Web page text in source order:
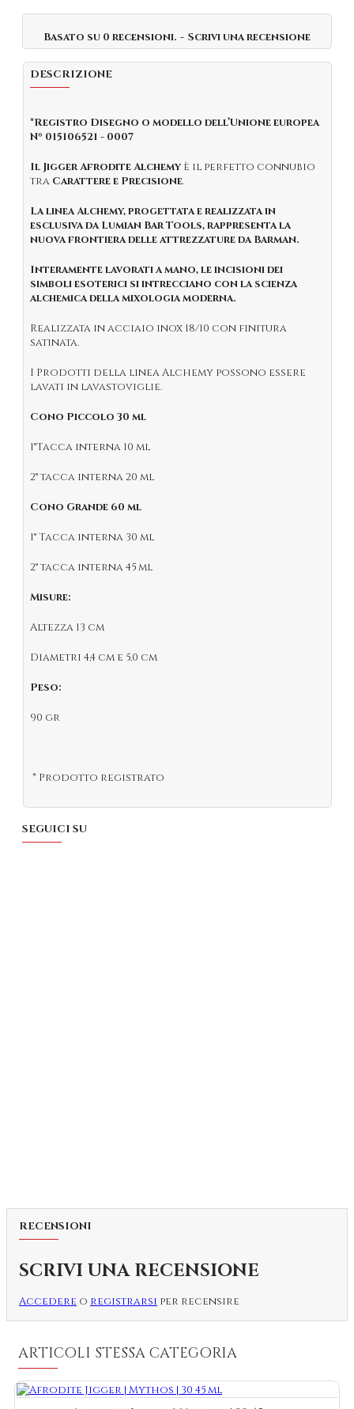
Basato su 0 recensioni. - Scrivi una recensione
DESCRIZIONE
*Registro Disegno o modello dell’Unione europea
Nº 015106521 - 0007
Il Jigger Afrodite Alchemyè il perfetto connubio
tra Carattere e Precisione.
La linea Alchemy,progettata e realizzata in
esclusiva da Lumian Bar Tools, rappresenta la
nuova frontiera delle attrezzature da Barman.
Interamente lavorati a mano, le incisioni dei
simboli esoterici si intrecciano con la scienza
alchemica della mixologia moderna.
Realizzata in acciaio inox 18/10 con finitura
satinata.
I Prodotti della linea Alchemy possono essere
lavati in lavastoviglie.
Cono Piccolo 30 ml
1°Tacca interna 10 ml
2° tacca interna 20 ml
Cono Grande 60 ml
1° Tacca interna 30 ml
2° tacca interna 45 ml
Misure:
Altezza 13 cm
Diametri 4,4 cm e 5,0 cm
Peso:
90 gr
* Prodotto registrato
SEGUICI SU
RECENSIONI
SCRIVI UNA RECENSIONE
Accedere o registrarsi per recensire
ARTICOLI STESSA CATEGORIA